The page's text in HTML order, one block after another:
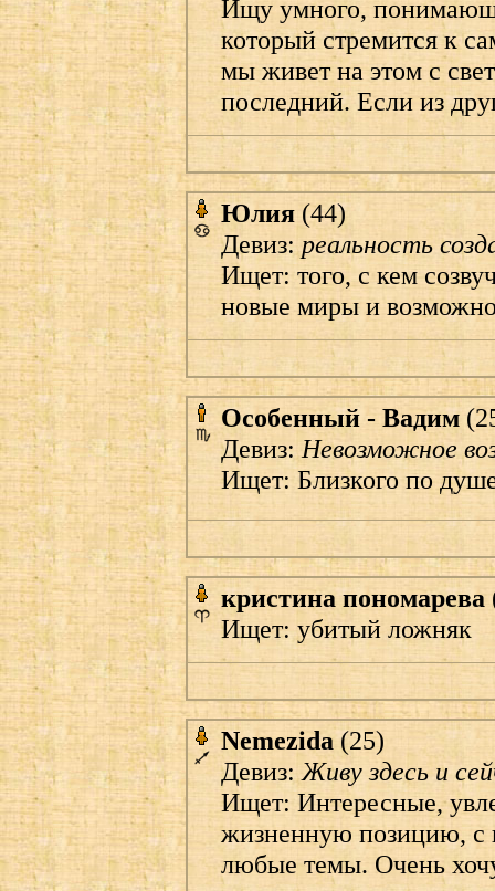
Ищу умного,
который стремится к
мы живет на этом с
последний. Если из
Юлия (44)
Девиз:реальность
Ищет: того, с кем
новые миры и
Особенный - Вадим
Девиз:Невозможное
Ищет: Близкого по
кристина пономарева
Ищет: убитый ложняк
Nemezida(25)
Девиз:Живу здесь и
Ищет: Интересные,
жизненную позицию, с
любые темы. Очень